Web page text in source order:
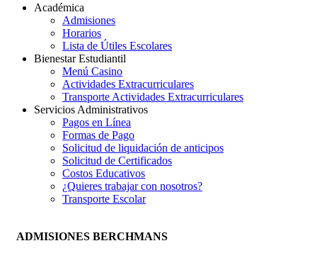
Académica
Admisiones
Horarios
Lista de Útiles Escolares
Bienestar Estudiantil
Menú Casino
Actividades Extracurriculares
Transporte Actividades Extracurriculares
Servicios Administrativos
Pagos en Línea
Formas de Pago
Solicitud de liquidación de anticipos
Solicitud de Certificados
Costos Educativos
¿Quieres trabajar con nosotros?
Transporte Escolar
ADMISIONES BERCHMANS